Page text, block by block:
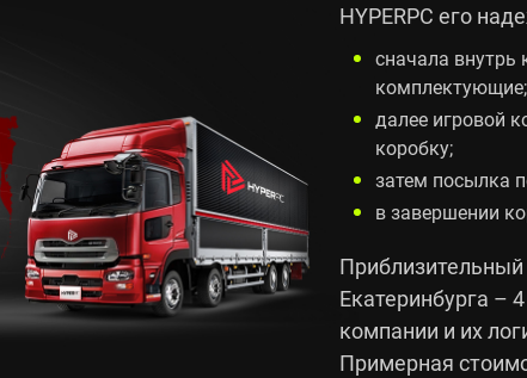
HYPERPC его
сначала
комплектующие;
далее игровой
коробку;
затем посылка
в завершении
Приблизительный
Екатеринбурга –
компании и их
Примерная